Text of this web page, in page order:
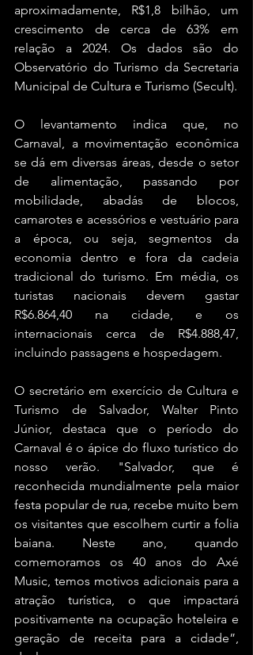
aproximadamente, R$1,8 bilhão, um
crescimento de cerca de 63% em
relação a 2024. Os dados são do
Observatório do Turismo da Secretaria
Municipal de Cultura e Turismo (Secult).
O levantamento indica que, no
Carnaval, a movimentação econômica
se dá em diversas áreas, desde o setor
de alimentação, passando por
mobilidade, abadás de blocos,
camarotes e acessórios e vestuário para
a época, ou seja, segmentos da
economia dentro e fora da cadeia
tradicional do turismo. Em média, os
turistas nacionais devem gastar
R$6.864,40 na cidade, e os
internacionais cerca de R$4.888,47,
incluindo passagens e hospedagem.
O secretário em exercício de Cultura e
Turismo de Salvador, Walter Pinto
Júnior, destaca que o período do
Carnaval é o ápice do fluxo turístico do
nosso verão. "Salvador, que é
reconhecida mundialmente pela maior
festa popular de rua, recebe muito bem
os visitantes que escolhem curtir a folia
baiana. Neste ano, quando
comemoramos os 40 anos do Axé
Music, temos motivos adicionais para a
atração turística, o que impactará
positivamente na ocupação hoteleira e
geração de receita para a cidade”,